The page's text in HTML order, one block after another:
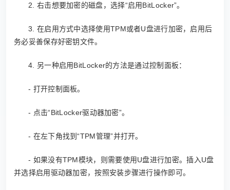
2. 右击想要加密的磁盘，选择“启用BitLocker”。
3. 在启用方式中选择使用TPM或者U盘进行加密，启用后
务必妥善保存好密钥文件。
4. 另一种启用BitLocker的方法是通过控制面板：
- 打开控制面板。
- 点击“BitLocker驱动器加密”。
- 在左下角找到“TPM管理”并打开。
- 如果没有TPM模块，则需要使用U盘进行加密。插入U盘
并选择启用驱动器加密，按照安装步骤进行操作即可。